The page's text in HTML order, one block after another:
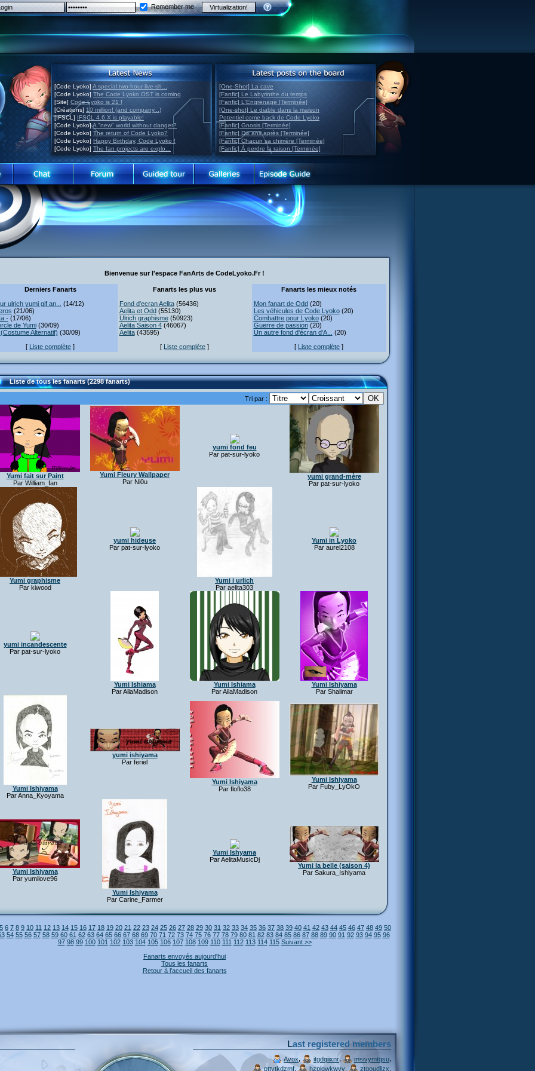
Remember me
[Code Lyoko] A special two-hour live-sh...
[Code Lyoko] The Code Lyoko OST is coming
[Site] Code Lyoko is 21 !
[Créations] 10 million! (and company...)
[IFSCL] IFSCL 4.6.X is playable!
[Code Lyoko]A "new" world without danger?
[Code Lyoko] The return of Code Lyoko?
[Code Lyoko] Happy Birthday, Code Lyoko !
[Code Lyoko] The fan projects are explo...
[One-Shot] La cave
[Fanfic] Le Labyrinthe du temps
[Fanfic] L'Engrenage [Terminée]
[One-shot] Le diable dans la maison
Potentiel come back de Code Lyoko
[Fanfic] Gnosis [Terminée]
[Fanfic] Dix ans après [Terminée]
[Fanfic] Chacun sa chimère [Terminée]
[Fanfic] À perdre la raison [Terminée]
Bienvenue sur l'espace FanArts de CodeLyoko.Fr !
Derniers Fanarts
ulrich yumi gif an...
(14/12)
(21/06)
-(17/06)
de Yumi(30/09)
Alternatif) (30/09)
[ Liste complète ]
Fanarts les plus vus
Fond d'ecran Aelita(56436)
Aelita et Odd(55130)
Ulrich graphisme(50923)
Aelita Saison 4(46067)
Aelita(43595)
[ Liste complète ]
Fanarts les mieux notés
Mon fanart de Odd(20)
Les véhicules de Code Lyoko(20)
Combattre pour Lyoko(20)
Guerre de passion(20)
Un autre fond d'écran d'A...
(20)
[ Liste complète ]
Liste de tous les fanarts (2298 fanarts)
Tri par :
Yumi fait sur Paint
Par William_fan
Yumi Fleury Wallpaper
Par Ni0u
yumi fond feu
Par pat-sur-lyoko
yumi grand-mère
Par pat-sur-lyoko
Yumi graphisme
Par kiwood
yumi hideuse
Par pat-sur-lyoko
Yumi i urlich
Par aelita303
Yumi in Lyoko
Par aurel2108
yumi incandescente
Par pat-sur-lyoko
Yumi Ishiama
Par AilaMadison
Yumi Ishiama
Par AilaMadison
Yumi Ishiyama
Par Shalimar
Yumi Ishiyama
Par Anna_Kyoyama
yumi ishiyama
Par feriel
Yumi Ishiyama
Par floflo38
Yumi Ishiyama
Par Fuby_LyOkO
Yumi Ishiyama
Par yumilove96
Yumi Ishiyama
Par Carine_Farmer
Yumi Ishyama
Par AelitaMusicDj
Yumi la belle (saison 4)
Par Sakura_Ishiyama
5 6 7 8 9 10 11 12 13 14 15 16 17 18 19 20 21 22 23 24 25 26 27 28 29 30 31 32 33 34 35 36 37 38 39 40 41 42 43 44 45 46 47 48 49 50
54 55 56 57 58 59 60 61 62 63 64 65 66 67 68 69 70 71 72 73 74 75 76 77 78 79 80 81 82 83 84 85 86 87 88 89 90 91 92 93 94 95 96
97 98 99 100 101 102 103 104 105 106 107 108 109 110 111 112 113 114 115 Suivant >>
Fanarts envoyés aujourd'hui
Tous les fanarts
Retour à l'accueil des fanarts
Last registered members
Avox itgdqiixnr, msivymtqsu
pttytkdzmf, hzpjqwkwvv ztgoudljzx